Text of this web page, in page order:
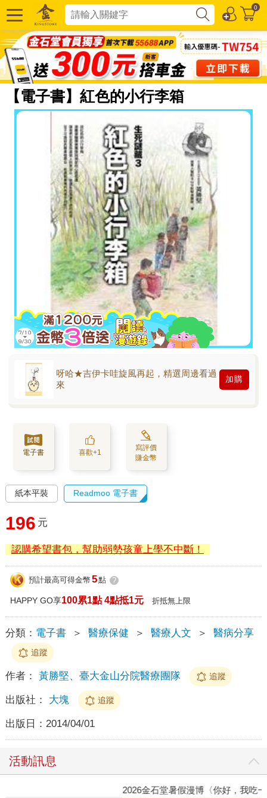
0
【電子書】紅色的小行李箱
呀哈★吉伊卡哇旋風再起，精選周邊看過
來
加購
電子書 喜歡+1
寫評價
賺金幣
紙本平裝 Readmoo 電子書
196 元
認購希望書包，幫助弱勢孩童上學不中斷！
預計最高可得金幣 5點 ?
HAPPY GO享100累1點 4點抵1元 折抵無上限
分類： 電子書 ＞ 醫療保健 ＞ 醫療人文 ＞ 醫病分享
追蹤
作者： 黃勝堅、臺大金山分院醫療團隊 追蹤
出版社： 大塊 追蹤
出版日： 2014/04/01
活動訊息
2026金石堂暑假漫博〈你好，我吃一點〉第二波 飢